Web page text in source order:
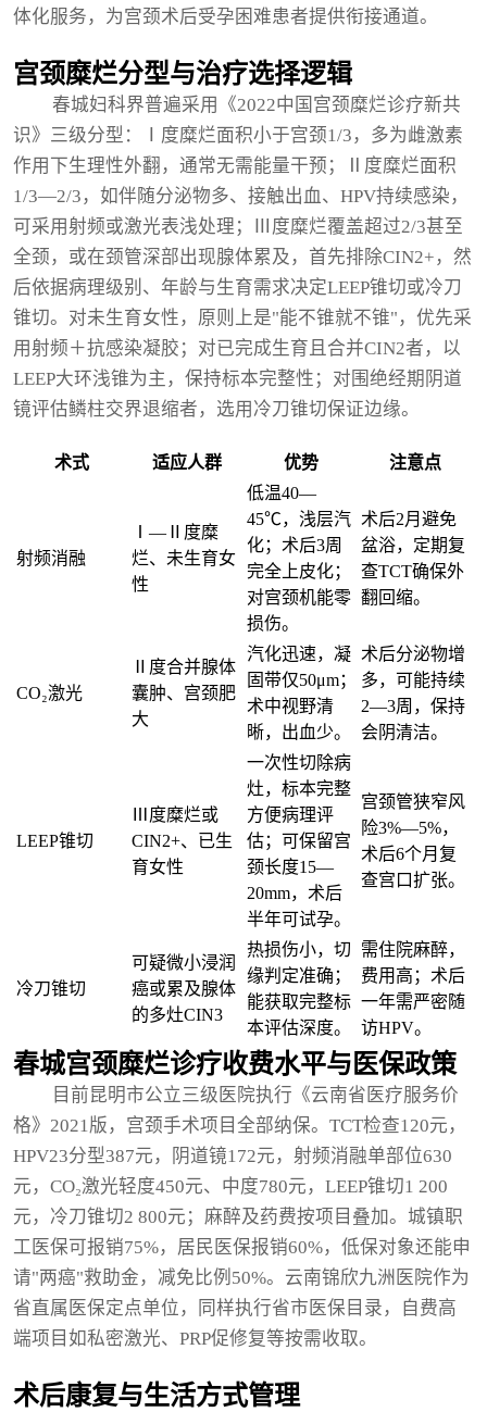
体化服务，为宫颈术后受孕困难患者提供衔接通道。
宫颈糜烂分型与治疗选择逻辑
春城妇科界普遍采用《2022中国宫颈糜烂诊疗新共
识》三级分型：Ⅰ度糜烂面积小于宫颈1/3，多为雌激素
作用下生理性外翻，通常无需能量干预；Ⅱ度糜烂面积
1/3—2/3，如伴随分泌物多、接触出血、HPV持续感染，
可采用射频或激光表浅处理；Ⅲ度糜烂覆盖超过2/3甚至
全颈，或在颈管深部出现腺体累及，首先排除CIN2+，然
后依据病理级别、年龄与生育需求决定LEEP锥切或冷刀
锥切。对未生育女性，原则上是"能不锥就不锥"，优先采
用射频＋抗感染凝胶；对已完成生育且合并CIN2者，以
LEEP大环浅锥为主，保持标本完整性；对围绝经期阴道
镜评估鳞柱交界退缩者，选用冷刀锥切保证边缘。
术式 适应人群 优势 注意点
射频消融
Ⅰ—Ⅱ度糜
烂、未生育女
性
低温40—
45℃，浅层汽
化；术后3周
完全上皮化；
对宫颈机能零
损伤。
术后2月避免
盆浴，定期复
查TCT确保外
翻回缩。
CO₂激光
Ⅱ度合并腺体
囊肿、宫颈肥
大
汽化迅速，凝
固带仅50μm；
术中视野清
晰，出血少。
术后分泌物增
多，可能持续
2—3周，保持
会阴清洁。
LEEP锥切
Ⅲ度糜烂或
CIN2+、已生
育女性
一次性切除病
灶，标本完整
方便病理评
估；可保留宫
颈长度15—
20mm，术后
半年可试孕。
宫颈管狭窄风
险3%—5%，
术后6个月复
查宫口扩张。
冷刀锥切
可疑微小浸润
癌或累及腺体
的多灶CIN3
热损伤小，切
缘判定准确；
能获取完整标
本评估深度。
需住院麻醉，
费用高；术后
一年需严密随
访HPV。
春城宫颈糜烂诊疗收费水平与医保政策
目前昆明市公立三级医院执行《云南省医疗服务价
格》2021版，宫颈手术项目全部纳保。TCT检查120元，
HPV23分型387元，阴道镜172元，射频消融单部位630
元，CO₂激光轻度450元、中度780元，LEEP锥切1 200
元，冷刀锥切2 800元；麻醉及药费按项目叠加。城镇职
工医保可报销75%，居民医保报销60%，低保对象还能申
请"两癌"救助金，减免比例50%。云南锦欣九洲医院作为
省直属医保定点单位，同样执行省市医保目录，自费高
端项目如私密激光、PRP促修复等按需收取。
术后康复与生活方式管理